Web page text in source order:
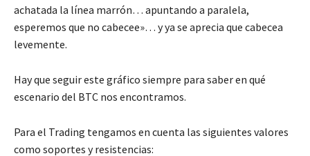
achatada la línea marrón… apuntando a paralela,
esperemos que no cabecee»… y ya se aprecia que cabecea
levemente.
Hay que seguir este gráfico siempre para saber en qué
escenario del BTC nos encontramos.
Para el Trading tengamos en cuenta las siguientes valores
como soportes y resistencias: